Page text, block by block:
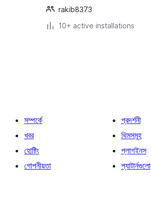
rakib8373
10+ active installations
সম্পর্কে
খবর
হোষ্টিং
গোপনীয়তা
প্রদর্শনী
থিমসমূহ
প্লাগইনস
প্যাটার্নগুলো